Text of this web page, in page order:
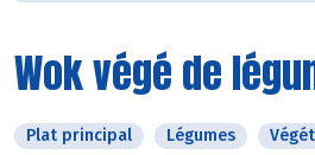
Wok végé de
Plat principal Légumes